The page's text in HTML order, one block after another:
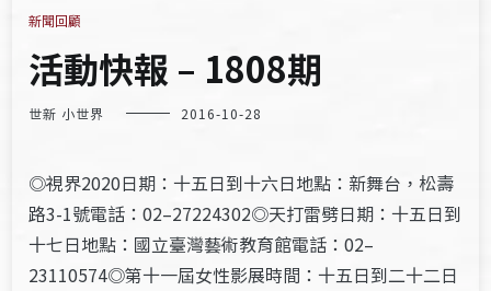
新聞回顧
活動快報 – 1808期
世新 小世界 2016-10-28
◎視界2020日期：十五日到十六日地點：新舞台，松壽
路3-1號電話：02–27224302◎天打雷劈日期：十五日到
十七日地點：國立臺灣藝術教育館電話：02–
23110574◎第十一屆女性影展時間：十五日到二十二日